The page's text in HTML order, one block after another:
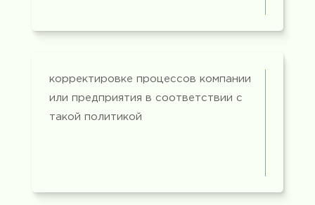
корректировке процессов компании
или предприятия в соответствии с
такой политикой